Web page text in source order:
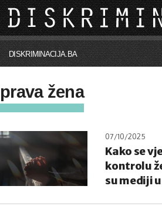
Skip to main content
DISKRIMINACIJA.BA
Vijesti i događaji
Kolumne
Lične priče
Saradnja sa medijima
prava žena
07/10/2025
Kako se
kontrolu
su mediji